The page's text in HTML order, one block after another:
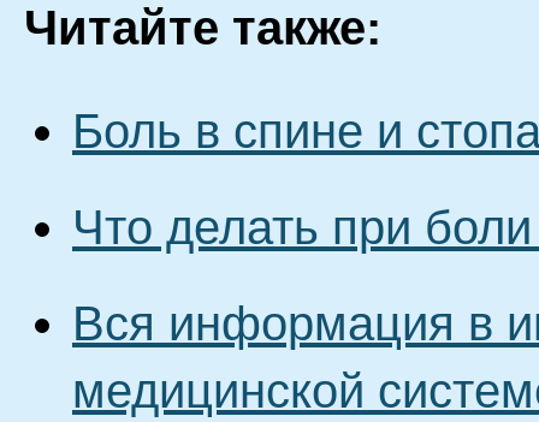
Читайте также:
Боль в спине и
Что делать при
Вся информация в
медицинской